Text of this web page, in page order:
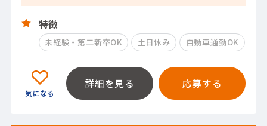
特徴
未経験・第二新卒OK 土日休み 自動車通勤OK
詳細を見る 応募する